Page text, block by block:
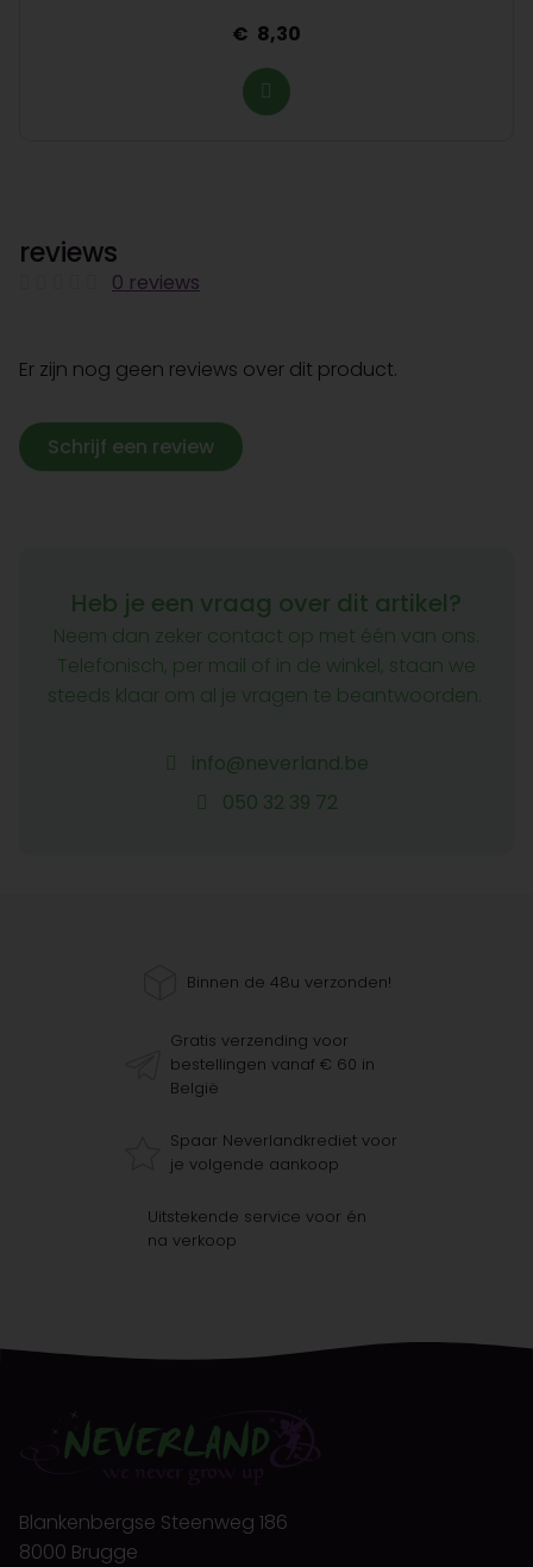
8,30
reviews
0 reviews
Er zijn nog geen reviews over dit product.
Schrijf een review
Heb je een vraag over dit artikel?
Neem dan zeker contact op met één van ons.
Telefonisch, per mail of in de winkel, staan we
steeds klaar om al je vragen te beantwoorden.
info@neverland.be
050 32 39 72
Binnen de 48u verzonden!
Gratis verzending voor
bestellingen vanaf € 60 in
België
Spaar Neverlandkrediet voor
je volgende aankoop
Uitstekende service voor én
na verkoop
Blankenbergse Steenweg 186
8000 Brugge